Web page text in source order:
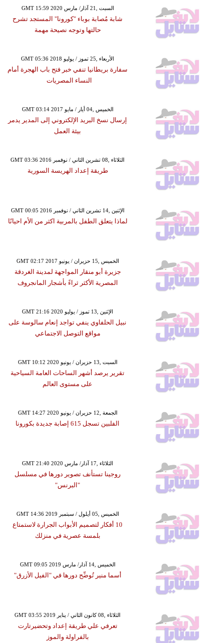
GMT 15:59 2020 السبت ,21 آذار/ مارس
شابة مُصابة بوباء "كورونا" المستجد تشرح
حالتها وتوجه نصيحة مهمة
GMT 05:36 2018 الأربعاء ,25 تموز / يوليو
سفارة بريطانيا تنفي خبر فتح باب الهجرة أمام
النساء المصريات
GMT 03:14 2017 الخميس ,04 أيار / مايو
إرسال نسخ البريد الإلكتروني إلى المدير يدمر
بيئة العمل
GMT 03:36 2016 الثلاثاء ,08 تشرين الثاني / نوفمبر
طريقة إعداد الهريسة السورية
GMT 00:05 2016 الإثنين ,14 تشرين الثاني / نوفمبر
لماذا يتعلق الطفل بالمربية اكثر من الأم احيانًا
GMT 02:17 2017 الخميس ,15 حزيران / يونيو
جزيرة أبو منقار المواجهة لمدينة الغردقة
المصرية الأكثر ثراءً بأشجار المانجروف
GMT 21:16 2020 الإثنين ,13 تموز / يوليو
نبيل الحلفاوي ينفي تواجد إنعام سالوسة على
مواقع التوصل الاجتماعي
GMT 10:12 2020 السبت ,13 حزيران / يونيو
تقرير يرصد أشهر الساحات العامة السياحية
على مستوى العالم
GMT 14:27 2020 الجمعة ,12 حزيران / يونيو
الفلبين تسجل 615 إصابة جديدة بكورونا
GMT 21:40 2020 الثلاثاء ,17 آذار/ مارس
روجينا تستأنف تصوير دورها في مسلسل
"البرنس"
GMT 14:36 2019 الخميس ,05 أيلول / سبتمبر
10 أفكار لتصميم الأبواب الجرارة لاستمتاع
بلمسة عصرية في منزلك
GMT 09:05 2019 الخميس ,14 آذار/ مارس
أسما منير تُوضِّح دورها في "الفيل الأزرق"
GMT 03:55 2019 الثلاثاء ,08 كانون الثاني / يناير
تعرفي علي طريقة إعداد وتحضيرتارت
بالفراولة والموز